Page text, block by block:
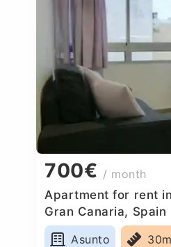
700€ / month
Apartment for rent
Gran Canaria, Spain
Asunto